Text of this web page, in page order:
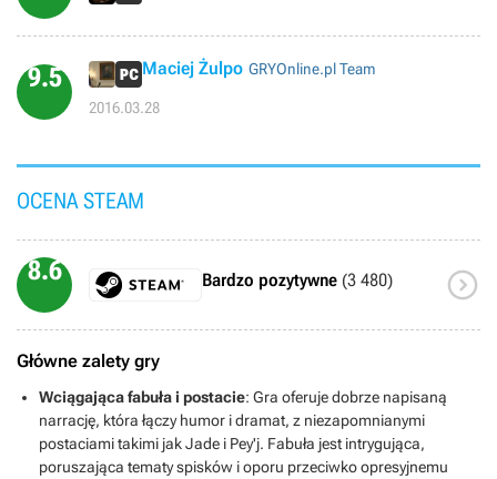
9.5 Maciej Żulpo GRYOnline.pl Team
2016.03.28
OCENA STEAM
8.6 Bardzo pozytywne (3 480) 
Główne zalety gry
Wciągająca fabuła i postacie: Gra oferuje dobrze napisaną
narrację, która łączy humor i dramat, z niezapomnianymi
postaciami takimi jak Jade i Pey'j. Fabuła jest intrygująca,
poruszająca tematy spisków i oporu przeciwko opresyjnemu